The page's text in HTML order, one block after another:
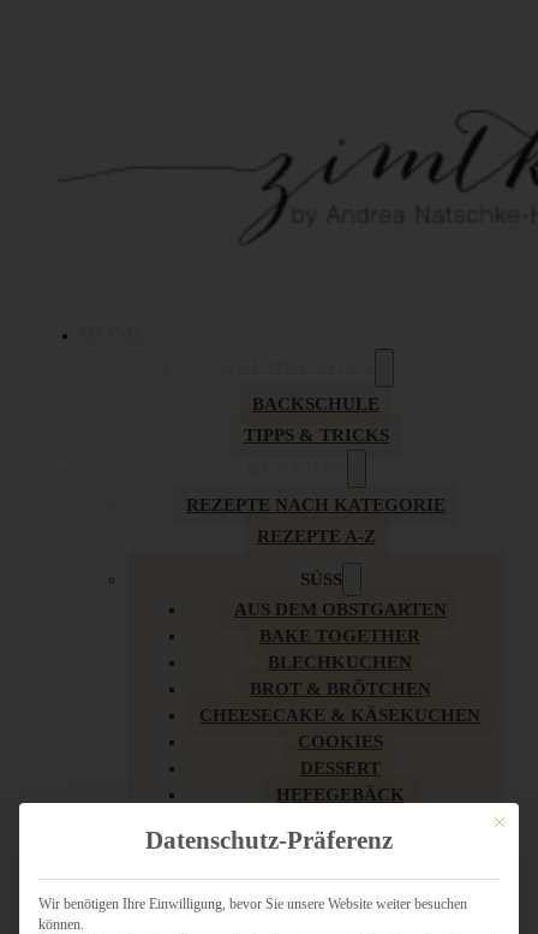
BACKSCHULE
TIPPS & TRICKS
REZEPTE NACH KATEGORIE
REZEPTE A-Z
SÜSS
AUS DEM OBSTGARTEN
BAKE TOGETHER
BLECHKUCHEN
BROT & BRÖTCHEN
CHEESECAKE & KÄSEKUCHEN
COOKIES
DESSERT
HEFEGEBÄCK
KUCHEN
LOW CARB & GESÜNDER
MY AMERICAN BAKERY
Mit
Datenschutz-Präferenz
Wir benötigen Ihre Einwilligung, bevor Sie unsere Website weiter besuchen
können.